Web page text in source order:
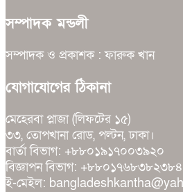
সম্পাদক মন্ডলী
সম্পাদক ও প্রকাশক : ফারুক খান
যোগাযোগের ঠিকানা
মেহেরবা প্লাজা (লিফটের ১৫)
৩৩, তোপখানা রোড, পল্টন, ঢাকা।
বার্তা বিভাগ: +৮৮০১৯১৭০০৩৯২০
বিজ্ঞাপন বিভাগ: +৮৮০১৭৬৮৩৮২৩৮৪
ই-মেইল: